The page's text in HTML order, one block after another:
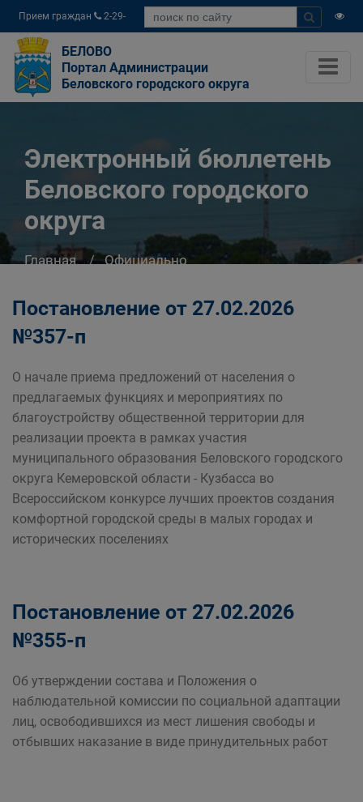
Прием граждан
2-29-
04
БЕЛОВО
Портал Администрации
Беловского городского округа
Электронный бюллетень
Беловского городского
округа
Главная
Официально
Постановление от 27.02.2026
№357-п
О начале приема предложений от населения о
предлагаемых функциях и мероприятиях по
благоустройству общественной территории для
реализации проекта в рамках участия
муниципального образования Беловского городского
округа Кемеровской области - Кузбасса во
Всероссийском конкурсе лучших проектов создания
комфортной городской среды в малых городах и
исторических поселениях
Постановление от 27.02.2026
№355-п
Об утверждении состава и Положения о
наблюдательной комиссии по социальной адаптации
лиц, освободившихся из мест лишения свободы и
отбывших наказание в виде принудительных работ